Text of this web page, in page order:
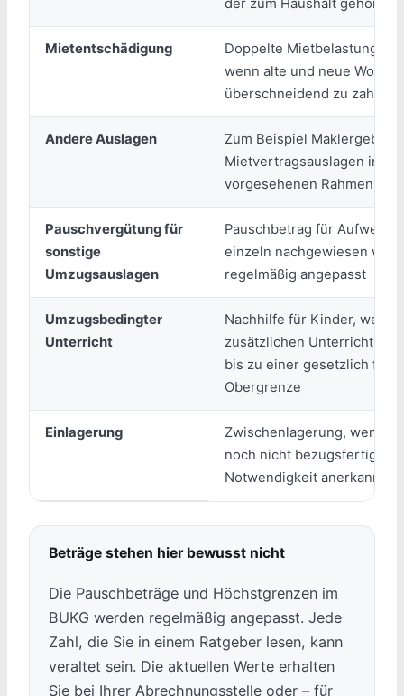
der zum Haushalt
Mietentschädigung
Doppelte Mietbelastung in
wenn alte und neue
überschneidend zu zahlen
Andere Auslagen
Zum Beispiel
Mietvertragsauslagen im
vorgesehenen Rahmen
Pauschvergütung für
sonstige
Umzugsauslagen
Pauschbetrag für
einzeln nachgewiesen
regelmäßig angepasst
Umzugsbedingter
Unterricht
Nachhilfe für Kinder, wenn
zusätzlichen Unterricht
bis zu einer gesetzlich
Obergrenze
Einlagerung
Zwischenlagerung, wenn
noch nicht bezugsfertig ist
Notwendigkeit anerkannt
Beträge stehen hier bewusst nicht
Die Pauschbeträge und Höchstgrenzen im
BUKG werden regelmäßig angepasst. Jede
Zahl, die Sie in einem Ratgeber lesen, kann
veraltet sein. Die aktuellen Werte erhalten
Sie bei Ihrer Abrechnungsstelle oder – für